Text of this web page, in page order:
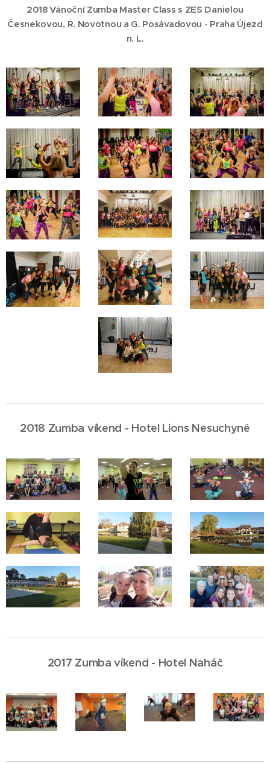
2018 Vánoční Zumba Master Class s ZES Danielou
Česnekovou, R. Novotnou a G. Posávadovou - Praha Újezd
n. L.
2018 Zumba víkend - Hotel Lions Nesuchyně
2017 Zumba víkend - Hotel Naháč